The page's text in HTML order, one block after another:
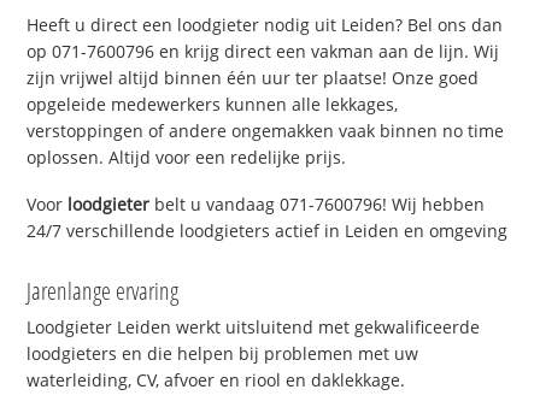
Heeft u direct een loodgieter nodig uit Leiden? Bel ons dan
op 071-7600796 en krijg direct een vakman aan de lijn. Wij
zijn vrijwel altijd binnen één uur ter plaatse! Onze goed
opgeleide medewerkers kunnen alle lekkages,
verstoppingen of andere ongemakken vaak binnen no time
oplossen. Altijd voor een redelijke prijs.
Voor loodgieter belt u vandaag 071-7600796! Wij hebben
24/7 verschillende loodgieters actief in Leiden en omgeving
Jarenlange ervaring
Loodgieter Leiden werkt uitsluitend met gekwalificeerde
loodgieters en die helpen bij problemen met uw
waterleiding, CV, afvoer en riool en daklekkage.